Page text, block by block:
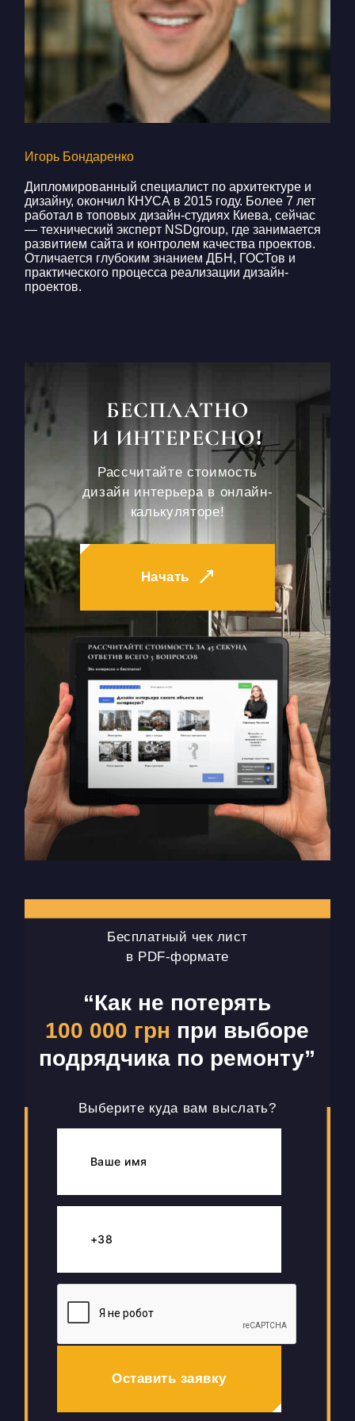
Игорь Бондаренко
Дипломированный специалист по архитектуре и
дизайну, окончил КНУСА в 2015 году. Более 7 лет
работал в топовых дизайн-студиях Киева, сейчас
— технический эксперт NSDgroup, где занимается
развитием сайта и контролем качества проектов.
Отличается глубоким знанием ДБН, ГОСТов и
практического процесса реализации дизайн-
проектов.
БЕСПЛАТНО
И ИНТЕРЕСНО!
Рассчитайте стоимость
дизайн интерьера в онлайн-
калькуляторе!
Начать
Бесплатный чек лист
в PDF-формате
“Как не потерять
100 000 грн при выборе
подрядчика по ремонту”
Выберите куда вам выслать?
Оставить заявку